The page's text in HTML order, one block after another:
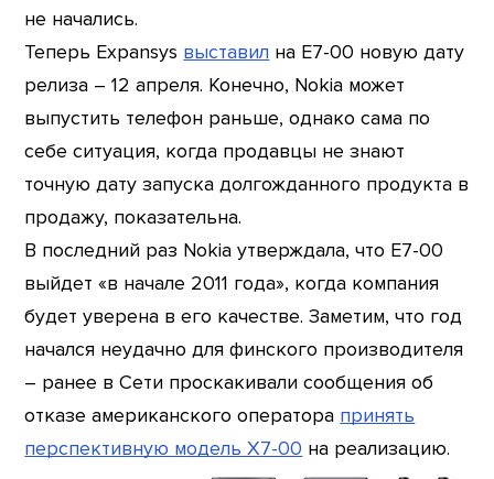
не начались.
Теперь Expansys выставил на E7-00 новую дату
релиза – 12 апреля. Конечно, Nokia может
выпустить телефон раньше, однако сама по
себе ситуация, когда продавцы не знают
точную дату запуска долгожданного продукта в
продажу, показательна.
В последний раз Nokia утверждала, что E7-00
выйдет «в начале 2011 года», когда компания
будет уверена в его качестве. Заметим, что год
начался неудачно для финского производителя
– ранее в Сети проскакивали сообщения об
отказе американского оператора принять
перспективную модель X7-00 на реализацию.